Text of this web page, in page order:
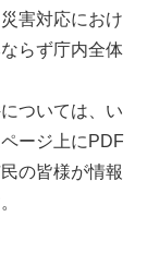
害対応におけ
らず庁内全体
ついては、い
ージ上にPDF
の皆様が情報